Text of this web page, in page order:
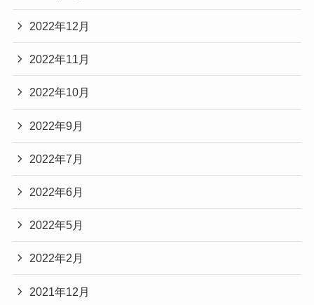
2022年12月
2022年11月
2022年10月
2022年9月
2022年7月
2022年6月
2022年5月
2022年2月
2021年12月